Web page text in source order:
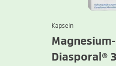
Kapseln
Magnesium-
Diasporal®